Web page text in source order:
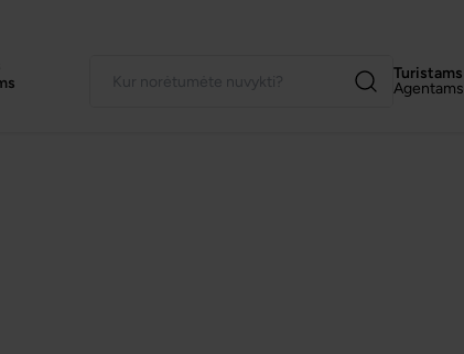
Turistams
Agentams